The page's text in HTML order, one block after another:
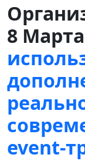
8